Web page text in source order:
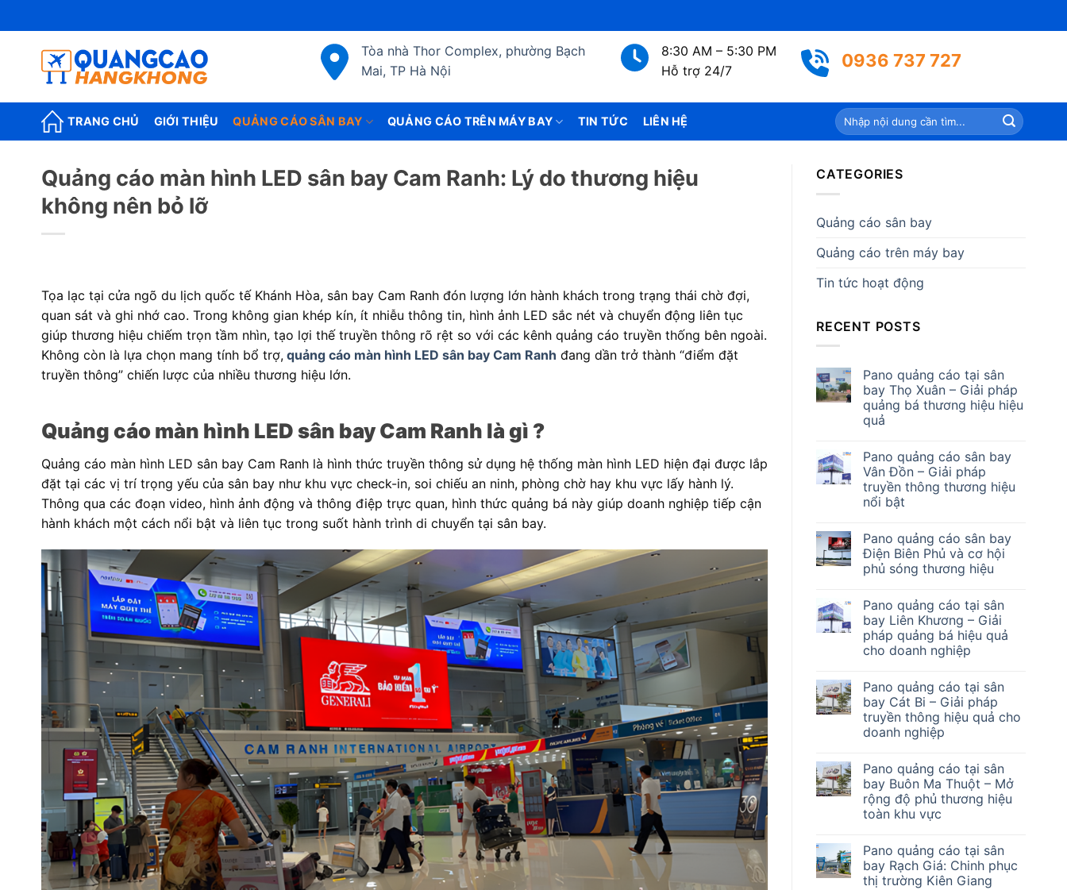
to
content
Tòa nhà Thor Complex, phường Bạch
Mai, TP Hà Nội
8:30 AM – 5:30 PM
Hỗ trợ 24/7
0936 737 727
TRANG CHỦ GIỚI THIỆU QUẢNG CÁO SÂN BAY QUẢNG CÁO TRÊN MÁY BAY TIN TỨC LIÊN HỆ
Quảng cáo màn hình LED sân bay Cam Ranh: Lý do thương hiệu
không nên bỏ lỡ
Tọa lạc tại cửa ngõ du lịch quốc tế Khánh Hòa, sân bay Cam Ranh đón lượng lớn hành khách trong trạng thái chờ đợi,
quan sát và ghi nhớ cao. Trong không gian khép kín, ít nhiễu thông tin, hình ảnh LED sắc nét và chuyển động liên tục
giúp thương hiệu chiếm trọn tầm nhìn, tạo lợi thế truyền thông rõ rệt so với các kênh quảng cáo truyền thống bên ngoài.
Không còn là lựa chọn mang tính bổ trợ, quảng cáo màn hình LED sân bay Cam Ranh đang dần trở thành “điểm đặt
truyền thông” chiến lược của nhiều thương hiệu lớn.
Quảng cáo màn hình LED sân bay Cam Ranh là gì ?
Quảng cáo màn hình LED sân bay Cam Ranh là hình thức truyền thông sử dụng hệ thống màn hình LED hiện đại được lắp
đặt tại các vị trí trọng yếu của sân bay như khu vực check-in, soi chiếu an ninh, phòng chờ hay khu vực lấy hành lý.
Thông qua các đoạn video, hình ảnh động và thông điệp trực quan, hình thức quảng bá này giúp doanh nghiệp tiếp cận
hành khách một cách nổi bật và liên tục trong suốt hành trình di chuyển tại sân bay.
CATEGORIES
Quảng cáo sân bay
Quảng cáo trên máy bay
Tin tức hoạt động
RECENT POSTS
Pano quảng cáo tại sân
bay Thọ Xuân – Giải pháp
quảng bá thương hiệu hiệu
quả
Pano quảng cáo sân bay
Vân Đồn – Giải pháp
truyền thông thương hiệu
nổi bật
Pano quảng cáo sân bay
Điện Biên Phủ và cơ hội
phủ sóng thương hiệu
Pano quảng cáo tại sân
bay Liên Khương – Giải
pháp quảng bá hiệu quả
cho doanh nghiệp
Pano quảng cáo tại sân
bay Cát Bi – Giải pháp
truyền thông hiệu quả cho
doanh nghiệp
Pano quảng cáo tại sân
bay Buôn Ma Thuột – Mở
rộng độ phủ thương hiệu
toàn khu vực
Pano quảng cáo tại sân
bay Rạch Giá: Chinh phục
thị trường Kiên Giang